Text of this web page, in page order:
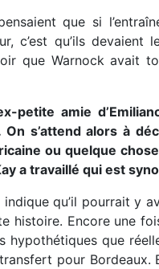
que si
c’est qu’ils devaient
que Warnock avait
petite amie
On s’attend alors à
ou quelque
a travaillé qui est
qu’il pourrait y
histoire. Encore une
hypothétiques que
pour